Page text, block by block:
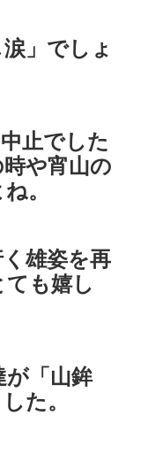
」でしょ
止でした
や宵山の
。
雄姿を再
も嬉し
が「山鉾
た。